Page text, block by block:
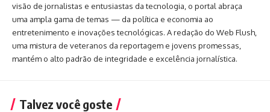
visão de jornalistas e entusiastas da tecnologia, o portal abraça
uma ampla gama de temas — da política e economia ao
entretenimento e inovações tecnológicas. A redação do Web Flush,
uma mistura de veteranos da reportagem e jovens promessas,
mantém o alto padrão de integridade e excelência jornalística.
Talvez você goste